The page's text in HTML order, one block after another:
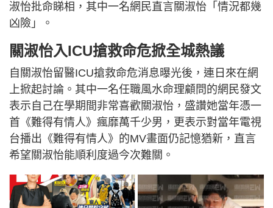
淑怡批命睇相，其中一名網民直言關淑怡「情況都幾
凶險」。
關淑怡入ICU搶救命危掀全城熱議
自關淑怡留醫ICU搶救命危消息曝光後，連日來在網
上掀起討論。其中一名任職風水命理顧問的網民發文
表示自己在學期間非常喜歡關淑怡，盛讚她當年憑一
首《難得有情人》瘋靡萬千少男，更表示對當年電視
台播出《難得有情人》的MV畫面仍記憶猶新，直言
希望關淑怡能順利度過今次難關。